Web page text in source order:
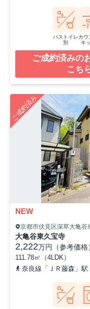
バストイレ
別
カウ
キ
ご成約済みの
こち
ご成約済み
NEW
京都市伏見区深草大亀谷
大亀谷東久宝寺
2,222万円（参考価格
111.78㎡（4LDK）
奈良線「ＪＲ藤森」駅